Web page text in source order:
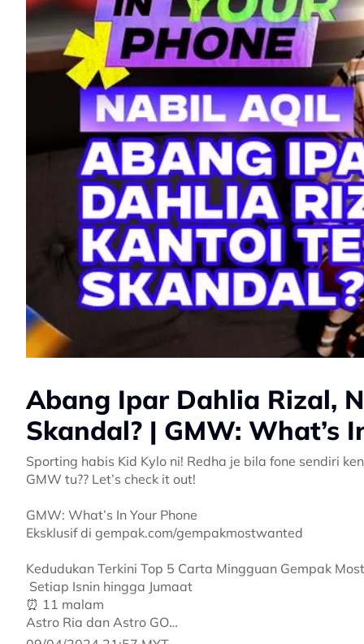
Abang Ipar Dahlia Rizal,
Skandal? | GMW: What’s
Sporting habis Kid Kylo ni! Redha je bila fone sendiri
GMW tu?? Let’s check it out!
GMW: What’s In Your Phone
Eksklusif di gempak.com/gempakmostwanted
Kedudukan Terkini Top 5 Carta Mingguan Gempak
️ Setiap Isnin hingga Jumaat
⏰ 11 malam
Astro Ria dan Astro GO
Undi calon fav di gempak.com/gempakmostwanted